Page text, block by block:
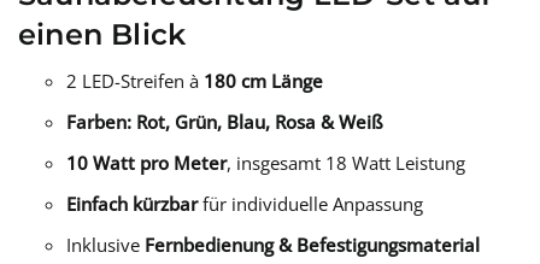
einen Blick
2 LED-Streifen à 180 cm Länge
Farben: Rot, Grün, Blau, Rosa & Weiß
10 Watt pro Meter, insgesamt 18 Watt Leistung
Einfach kürzbarfür individuelle Anpassung
Inklusive Fernbedienung & Befestigungsmaterial